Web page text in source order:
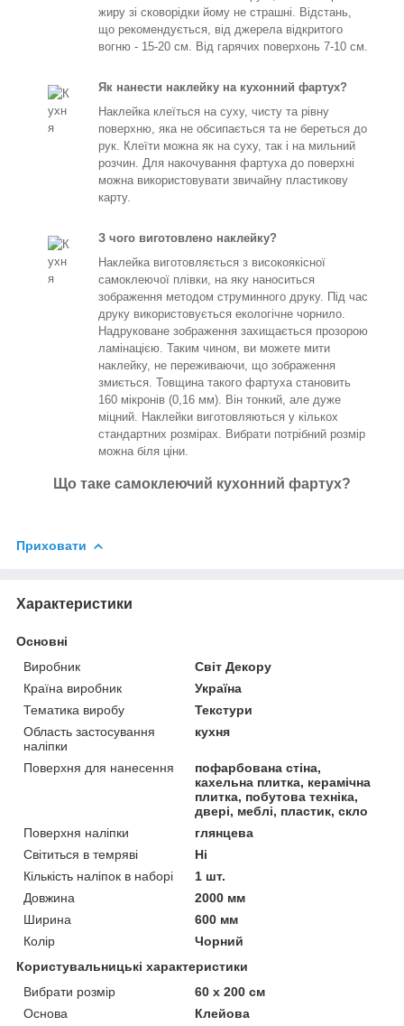
Що таке самоклеючий кухонний фартух?
З чого виготовлено наклейку?
Наклейка виготовляється з високоякісної
самоклеючої плівки, на яку наноситься
зображення методом струминного друку. Під час
друку використовується екологічне чорнило.
Надруковане зображення захищається прозорою
ламінацією. Таким чином, ви можете мити
наклейку, не переживаючи, що зображення
змиється. Товщина такого фартуха становить
160 мікронів (0,16 мм). Він тонкий, але дуже
міцний. Наклейки виготовляються у кількох
стандартних розмірах. Вибрати потрібний розмір
можна біля ціни.
Як нанести наклейку на кухонний фартух?
Наклейка клеїться на суху, чисту та рівну
поверхню, яка не обсипається та не береться до
рук. Клеїти можна як на суху, так і на мильний
розчин. Для накочування фартуха до поверхні
можна використовувати звичайну пластикову
карту.
жиру зі сковорідки йому не страшні. Відстань,
що рекомендується, від джерела відкритого
вогню - 15-20 см. Від гарячих поверхонь 7-10 см.
Приховати
Характеристики
Основні
Виробник
Світ Декору
Країна виробник
Україна
Тематика виробу
Текстури
Область застосування
наліпки
кухня
Поверхня для нанесення
пофарбована стіна,
кахельна плитка, керамічна
плитка, побутова техніка,
двері, меблі, пластик, скло
Поверхня наліпки
глянцева
Світиться в темряві
Ні
Кількість наліпок в наборі
1 шт.
Довжина
2000 мм
Ширина
600 мм
Колір
Чорний
Користувальницькі характеристики
Вибрати розмір
60 х 200 см
Основа
Клейова